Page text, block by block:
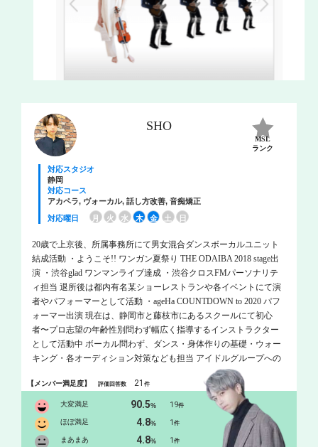
SHO
MSL
ランク
対応スタジオ
静岡
対応コース
アカペラ, ヴォーカル, 話し方改善, 音痴矯正
対応曜日
月 火 水 木 金 土 日
20歳で上京後、所属事務所にて男女混合ダンスボーカルユニット
結成活動 ・ようこそ!! ワンガン夏祭り THE ODAIBA 2018 stage出
演 ・渋谷glad ワンマンライブ達成 ・渋谷クロスFMパーソナリテ
ィ担当 退所後は都内有名某ショーレストランや各イベントにて演
者やパフォーマーとして活動 ・ageHa COUNTDOWN to 2020 パフ
ォーマー出演 現在は、静岡市と藤枝市にあるスクールにて初心
者〜プロ志望の年齢性別問わず幅広く指導するインストラクター
として活動中 ボーカル問わず、ダンス・身体作りの基礎・ウォー
キング・各オーディション対策なども担当 アイドルグループへの
【メンバー満足度】評価回答数 21件
大変満足 90.5% 19件
ほぼ満足 4.8% 1件
まあまあ 4.8% 1件